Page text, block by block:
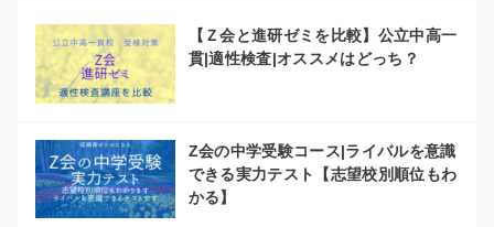
【Ｚ会と進研ゼミを比較】公立中高一
貫|適性検査|オススメはどっち？
Z会の中学受験コース|ライバルを意識
できる実力テスト【志望校別順位もわ
かる】